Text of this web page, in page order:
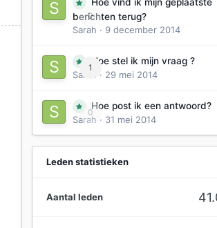
0
berichten terug?
Sarah · 9 december 2014
1
Hoe stel ik mijn vraag ?
Sarah
· 29 mei 2014
0
Hoe post ik een antwoord?
Sarah · 31 mei 2014
Leden statistieken
Aantal leden